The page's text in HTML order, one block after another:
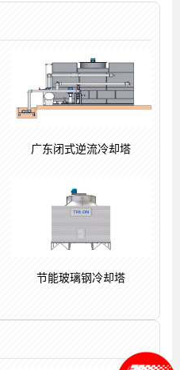
广东闭式逆流冷却塔
节能玻璃钢冷却塔